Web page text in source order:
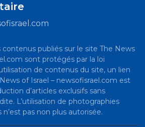
contenus publiés sur le site The News
sont protégés par la loi
de contenus du site, un lien
of Israel – newsofisrael.com est
d’articles exclusifs sans
L’utilisation de photographies
pas non plus autorisée.